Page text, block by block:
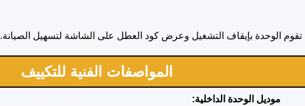
الوحدة بإيقاف التشغيل وعرض كود العطل على الشاشة لتسهيل الصيانة.
المواصفات الفنية للتكييف
موديل الوحدة الداخلية: